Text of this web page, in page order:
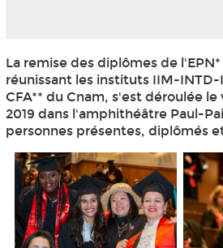
La remise des diplômes de l'EPN
réunissant les instituts IIM-INTD-
CFA** du Cnam, s'est déroulée le
2019 dans l'amphithéâtre Paul-
personnes présentes, diplômés